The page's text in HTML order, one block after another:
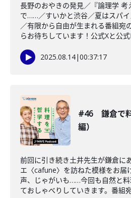
長野のおやきの発見／『論理学
で……／すいかと渋谷／夏はスパ
／有限から自由が生まれる番組宛
らお待ちしています！公式Xと公
2025.08.14|00:37:17
#46 鎌倉で
編）
前回に引き続き土井先生が鎌倉に
エ〈cafune〉を訪ねた模様をお届
声、じゃがいも……今回も自然と
ておしゃべりしていきます。番組